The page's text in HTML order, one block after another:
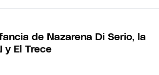
de Nazarena Di Serio, la
y El Trece